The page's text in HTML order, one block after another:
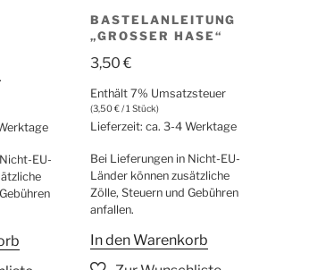
EU-
BASTELANLEITUNG
„GROSSER HASE“
3,50€
Enthält 7% Umsatzsteuer
(3,50€/ 1 Stück)
Lieferzeit: ca. 3-4 Werktage
Bei Lieferungen in Nicht-EU-
Länder können zusätzliche
Zölle, Steuern und Gebühren
anfallen.
In den Warenkorb